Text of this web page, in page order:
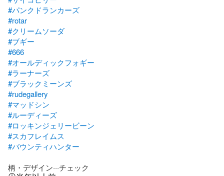
#パンクドランカーズ
#rotar
#クリームソーダ
#ブギー
#666
#オールディックフォギー
#ラーナーズ
#ブラックミーンズ
#rudegallery
#マッドシン
#ルーディーズ
#ロッキンジェリービーン
#スカフレイムス
#バウンティハンター
柄・デザイン···チェック